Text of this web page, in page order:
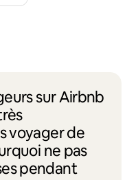
sur Airbnb
voyager de
ne pas
pendant